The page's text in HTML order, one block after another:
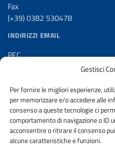
Gestisci
Per fornire le migliori esperienze,
per memorizzare e/o accedere alle
consenso a queste tecnologie ci
comportamento di navigazione o ID
acconsentire o ritirare il consenso
alcune caratteristiche e funzioni.
Fax
(+39) 0382 530478
INDIRIZZI EMAIL
PEC
ordine.pavia@ingpec.eu
contatti@ording.pv.it